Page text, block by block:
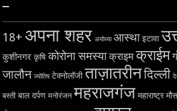
–
18+ अपना शहर अयोध्या आस्था इटावा
कुशीनगर कृषि कोरोना समस्या क्राइम क्राईम
जालौन ज्योतिष टेक्नोलॉजी ताज़ातरीनदिल्ली
बस्ती बाल दर्पण मनोरंजन महराजगंज महाराष्ट्र